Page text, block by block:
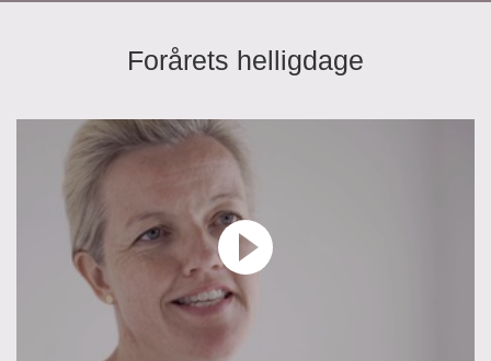
Forårets helligdage